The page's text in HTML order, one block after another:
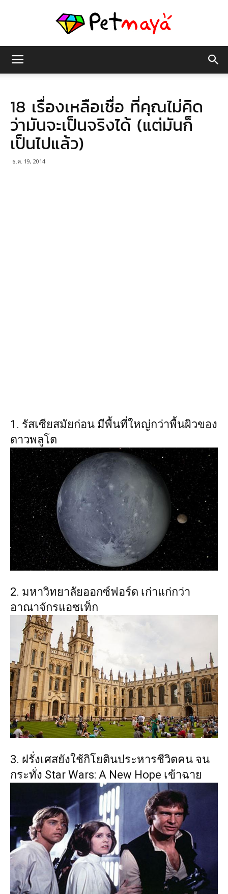
มายา
18 เรื่องเหลือเชื่อ ที่คุณไม่คิด
ว่ามันจะเป็นจริงได้ (แต่มันก็
เป็นไปแล้ว)
ธ.ค. 19, 2014
1. รัสเซียสมัยก่อน มีพื้นที่ใหญ่กว่าพื้นผิวของ
ดาวพลูโต
2. มหาวิทยาลัยออกซ์ฟอร์ด เก่าแก่กว่า
อาณาจักรแอซเท็ก
3. ฝรั่งเศสยังใช้กิโยตินประหารชีวิตคน จน
กระทั่ง Star Wars: A New Hope เข้าฉาย